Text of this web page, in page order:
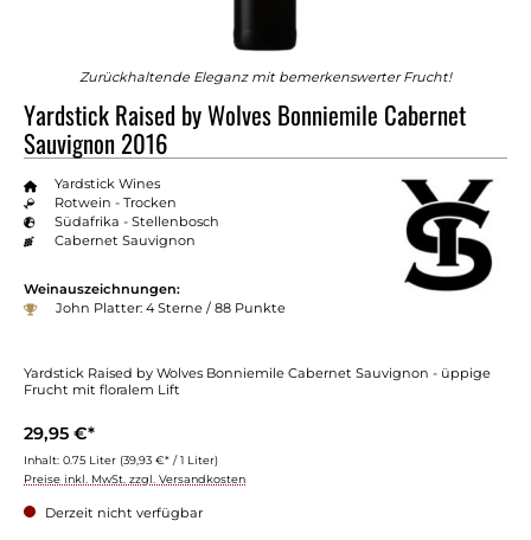
Zurückhaltende Eleganz mit bemerkenswerter Frucht!
Yardstick Raised by Wolves Bonniemile Cabernet
Sauvignon 2016
Yardstick Wines
Rotwein - Trocken
Südafrika - Stellenbosch
Cabernet Sauvignon
Weinauszeichnungen:
John Platter: 4 Sterne / 88 Punkte
Yardstick Raised by Wolves Bonniemile Cabernet Sauvignon - üppige
Frucht mit floralem Lift
29,95 €*
Inhalt: 0.75 Liter (39,93 €* / 1 Liter)
Preise inkl. MwSt. zzgl. Versandkosten
Derzeit nicht verfügbar